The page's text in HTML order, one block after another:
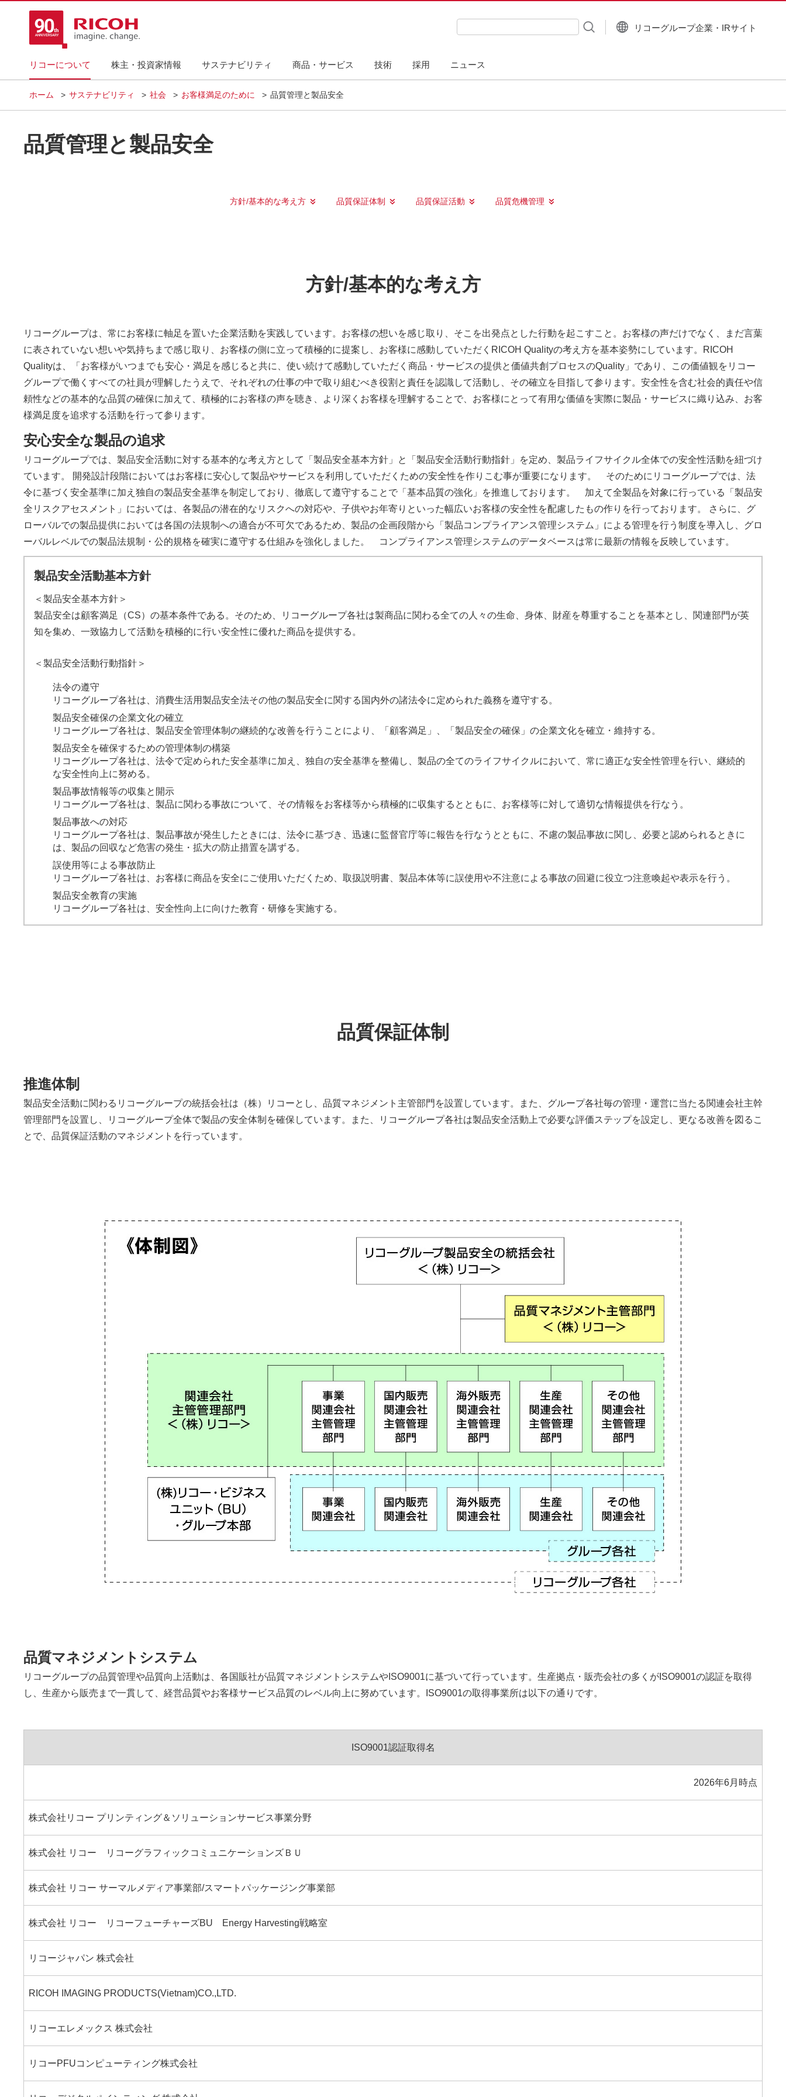
リコーについて 株主・投資家情報 サステナビリティ 商品・サービス 技術 採用 ニュース
検索キーワード入力
リコーグループ企業・IRサイト
ホーム サステナビリティ 社会 お客様満足のために 品質管理と製品安全​
品質管理と製品安全​
方針/基本的な考え方 品質保証体制 品質保証活動 品質危機管理
方針/基本的な考え方
リコーグループは、常にお客様に軸足を置いた企業活動を実践しています。お客様の想いを感じ取り、そこを出発点とした行動を起こすこと。お客様の声だけでなく、まだ言葉
に表されていない想いや気持ちまで感じ取り、お客様の側に立って積極的に提案し、お客様に感動していただくRICOH Qualityの考え方を基本姿勢にしています。RICOH
Qualityは、「お客様がいつまでも安心・満足を感じると共に、使い続けて感動していただく商品・サービスの提供と価値共創プロセスのQuality」であり、この価値観をリコー
グループで働くすべての社員が理解したうえで、それぞれの仕事の中で取り組むべき役割と責任を認識して活動し、その確立を目指して参ります。安全性を含む社会的責任や信
頼性などの基本的な品質の確保に加えて、積極的にお客様の声を聴き、より深くお客様を理解することで、お客様にとって有用な価値を実際に製品・サービスに織り込み、お客
様満足度を追求する活動を行って参ります。
安心安全な製品の追求
リコーグループでは、製品安全活動に対する基本的な考え方として「製品安全基本方針」と「製品安全活動行動指針」を定め、製品ライフサイクル全体での安全性活動を紐づけ
ています。 開発設計段階においてはお客様に安心して製品やサービスを利用していただくための安全性を作りこむ事が重要になります。 そのためにリコーグループでは、法
令に基づく安全基準に加え独自の製品安全基準を制定しており、徹底して遵守することで「基本品質の強化」を推進しております。 加えて全製品を対象に行っている「製品安
全リスクアセスメント」においては、各製品の潜在的なリスクへの対応や、子供やお年寄りといった幅広いお客様の安全性を配慮したもの作りを行っております。 さらに、グ
ローバルでの製品提供においては各国の法規制への適合が不可欠であるため、製品の企画段階から「製品コンプライアンス管理システム」による管理を行う制度を導入し、グロ
ーバルレベルでの製品法規制・公的規格を確実に遵守する仕組みを強化しました。 コンプライアンス管理システムのデータベースは常に最新の情報を反映しています。
製品安全活動基本方針
＜製品安全基本方針＞
製品安全は顧客満足（CS）の基本条件である。そのため、リコーグループ各社は製商品に関わる全ての人々の生命、身体、財産を尊重することを基本とし、関連部門が英
知を集め、一致協力して活動を積極的に行い安全性に優れた商品を提供する。
＜製品安全活動行動指針＞
法令の遵守
リコーグループ各社は、消費生活用製品安全法その他の製品安全に関する国内外の諸法令に定められた義務を遵守する。
製品安全確保の企業文化の確立
リコーグループ各社は、製品安全管理体制の継続的な改善を行うことにより、「顧客満足」、「製品安全の確保」の企業文化を確立・維持する。
製品安全を確保するための管理体制の構築
リコーグループ各社は、法令で定められた安全基準に加え、独自の安全基準を整備し、製品の全てのライフサイクルにおいて、常に適正な安全性管理を行い、継続的
な安全性向上に努める。
製品事故情報等の収集と開示
リコーグループ各社は、製品に関わる事故について、その情報をお客様等から積極的に収集するとともに、お客様等に対して適切な情報提供を行なう。
製品事故への対応
リコーグループ各社は、製品事故が発生したときには、法令に基づき、迅速に監督官庁等に報告を行なうとともに、不慮の製品事故に関し、必要と認められるときに
は、製品の回収など危害の発生・拡大の防止措置を講ずる。
誤使用等による事故防止
リコーグループ各社は、お客様に商品を安全にご使用いただくため、取扱説明書、製品本体等に誤使用や不注意による事故の回避に役立つ注意喚起や表示を行う。
製品安全教育の実施
リコーグループ各社は、安全性向上に向けた教育・研修を実施する。
品質保証体制
推進体制
製品安全活動に関わるリコーグループの統括会社は（株）リコーとし、品質マネジメント主管部門を設置しています。また、グループ各社毎の管理・運営に当たる関連会社主幹
管理部門を設置し、リコーグループ全体で製品の安全体制を確保しています。また、リコーグループ各社は製品安全活動上で必要な評価ステップを設定し、更なる改善を図るこ
とで、品質保証活動のマネジメントを行っています。
品質マネジメントシステム
リコーグループの品質管理や品質向上活動は、各国販社が品質マネジメントシステムやISO9001に基づいて行っています。生産拠点・販売会社の多くがISO9001の認証を取得
し、生産から販売まで一貫して、経営品質やお客様サービス品質のレベル向上に努めています。ISO9001の取得事業所は以下の通りです。
ISO9001認証取得名
2026年6月時点
株式会社リコー プリンティング＆ソリューションサービス事業分野
株式会社 リコー リコーグラフィックコミュニケーションズＢＵ
株式会社 リコー サーマルメディア事業部/スマートパッケージング事業部
株式会社 リコー リコーフューチャーズBU Energy Harvesting戦略室
リコージャパン 株式会社
RICOH IMAGING PRODUCTS(Vietnam)CO.,LTD.
リコーエレメックス 株式会社
リコーPFUコンピューティング株式会社